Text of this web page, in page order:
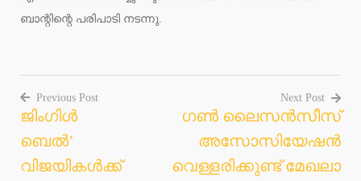
ബാന്റിന്റെ പരിപാടി നടന്നു.
Post
navigation
Previous Post
ജിംഗിള്‍
ബെല്‍’
വിജയികള്‍ക്ക്
Next Post
ഗണ്‍ ലൈസന്‍സീസ്
അസോസിയേഷന്‍
വെള്ളരിക്കുണ്ട് മേഖലാ